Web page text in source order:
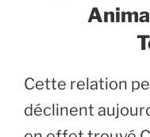
Cette relation
déclinent